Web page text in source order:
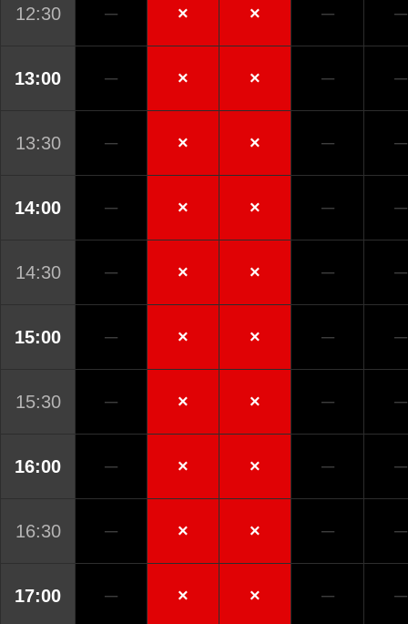
12:30 ─ × × ─ ─
13:00 ─ × × ─ ─
13:30 ─ × × ─ ─
14:00 ─ × × ─ ─
14:30 ─ × × ─ ─
15:00 ─ × × ─ ─
15:30 ─ × × ─ ─
16:00 ─ × × ─ ─
16:30 ─ × × ─ ─
17:00 ─ × × ─ ─